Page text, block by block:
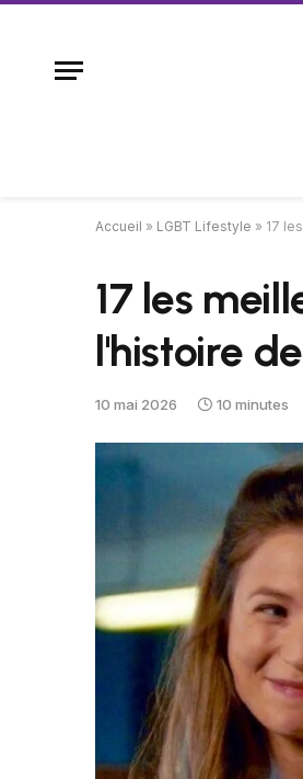
Accueil » LGBT Lifestyle » 17
17 les
l'histoire
10 mai 2026 10 minutes